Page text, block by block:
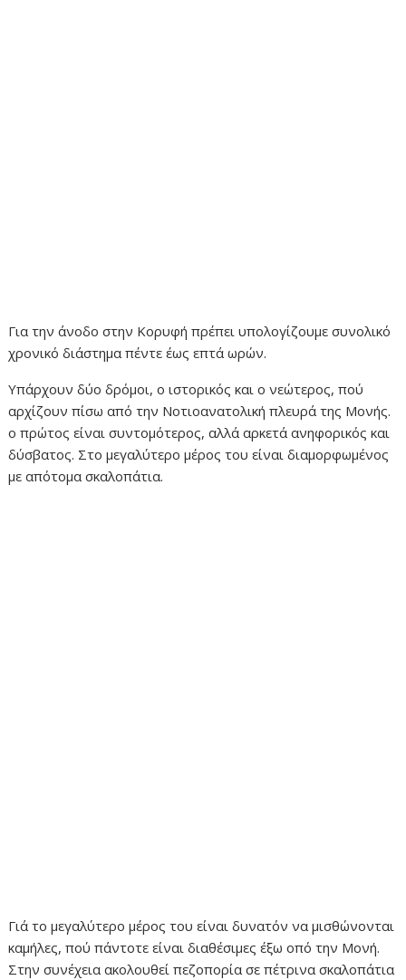
Για την άνοδο στην Κορυφή πρέπει υπολογίζουμε συνολικό
χρονικό διάστημα πέντε έως επτά ωρών.
Υπάρχουν δύο δρόμοι, ο ιστορικός και ο νεώτερος, πού
αρχίζουν πίσω από την Νοτιοανατολική πλευρά της Μονής.
ο πρώτος είναι συντομότερος, αλλά αρκετά ανηφορικός και
δύσβατος. Στο μεγαλύτερο μέρος του είναι διαμορφωμένος
με απότομα σκαλοπάτια.
Γιά το μεγαλύτερο μέρος του είναι δυνατόν να μισθώνονται
καμήλες, πού πάντοτε είναι διαθέσιμες έξω οπό την Μονή.
Στην συνέχεια ακολουθεί πεζοπορία σε πέτρινα σκαλοπάτια